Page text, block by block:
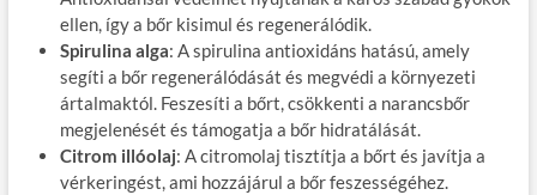
ellen, így a bőr kisimul és regenerálódik.
Spirulina alga: A spirulina antioxidáns hatású, amely
segíti a bőr regenerálódását és megvédi a környezeti
ártalmaktól. Feszesíti a bőrt, csökkenti a narancsbőr
megjelenését és támogatja a bőr hidratálását.
Citrom illóolaj: A citromolaj tisztítja a bőrt és javítja a
vérkeringést, ami hozzájárul a bőr feszességéhez.